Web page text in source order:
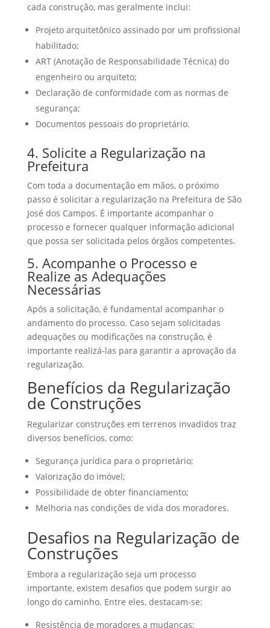
cada construção, mas geralmente inclui:
Projeto arquitetônico assinado por um profissional
habilitado;
ART (Anotação de Responsabilidade Técnica) do
engenheiro ou arquiteto;
Declaração de conformidade com as normas de
segurança;
Documentos pessoais do proprietário.
4. Solicite a Regularização na
Prefeitura
Com toda a documentação em mãos, o próximo
passo é solicitar a regularização na Prefeitura de São
José dos Campos. É importante acompanhar o
processo e fornecer qualquer informação adicional
que possa ser solicitada pelos órgãos competentes.
5. Acompanhe o Processo e
Realize as Adequações
Necessárias
Após a solicitação, é fundamental acompanhar o
andamento do processo. Caso sejam solicitadas
adequações ou modificações na construção, é
importante realizá-las para garantir a aprovação da
regularização.
Benefícios da Regularização
de Construções
Regularizar construções em terrenos invadidos traz
diversos benefícios, como:
Segurança jurídica para o proprietário;
Valorização do imóvel;
Possibilidade de obter financiamento;
Melhoria nas condições de vida dos moradores.
Desafios na Regularização de
Construções
Embora a regularização seja um processo
importante, existem desafios que podem surgir ao
longo do caminho. Entre eles, destacam-se:
Resistência de moradores a mudanças;